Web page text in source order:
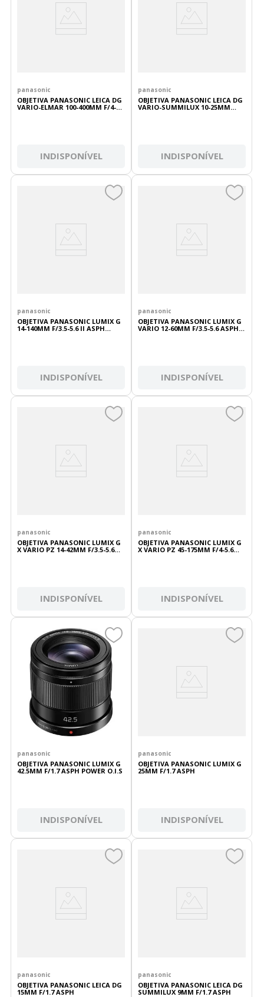
panasonic
OBJETIVA PANASONIC LEICA DG
VARIO-ELMAR 100-400MM F/4-6.3
INDISPONÍVEL
panasonic
OBJETIVA PANASONIC LEICA DG
VARIO-SUMMILUX 10-25MM
INDISPONÍVEL
panasonic
OBJETIVA PANASONIC LUMIX G
14-140MM F/3.5-5.6 II ASPH
INDISPONÍVEL
panasonic
OBJETIVA PANASONIC LUMIX G
VARIO 12-60MM F/3.5-5.6 ASPH
INDISPONÍVEL
panasonic
OBJETIVA PANASONIC LUMIX G
X VARIO PZ 14-42MM F/3.5-5.6
INDISPONÍVEL
panasonic
OBJETIVA PANASONIC LUMIX G
X VARIO PZ 45-175MM F/4-5.6
INDISPONÍVEL
panasonic
OBJETIVA PANASONIC LUMIX G
42.5MM F/1.7 ASPH POWER O.I.S
INDISPONÍVEL
panasonic
OBJETIVA PANASONIC LUMIX G
25MM F/1.7 ASPH
INDISPONÍVEL
panasonic
OBJETIVA PANASONIC LEICA DG
15MM F/1.7 ASPH
panasonic
OBJETIVA PANASONIC LEICA DG
SUMMILUX 9MM F/1.7 ASPH